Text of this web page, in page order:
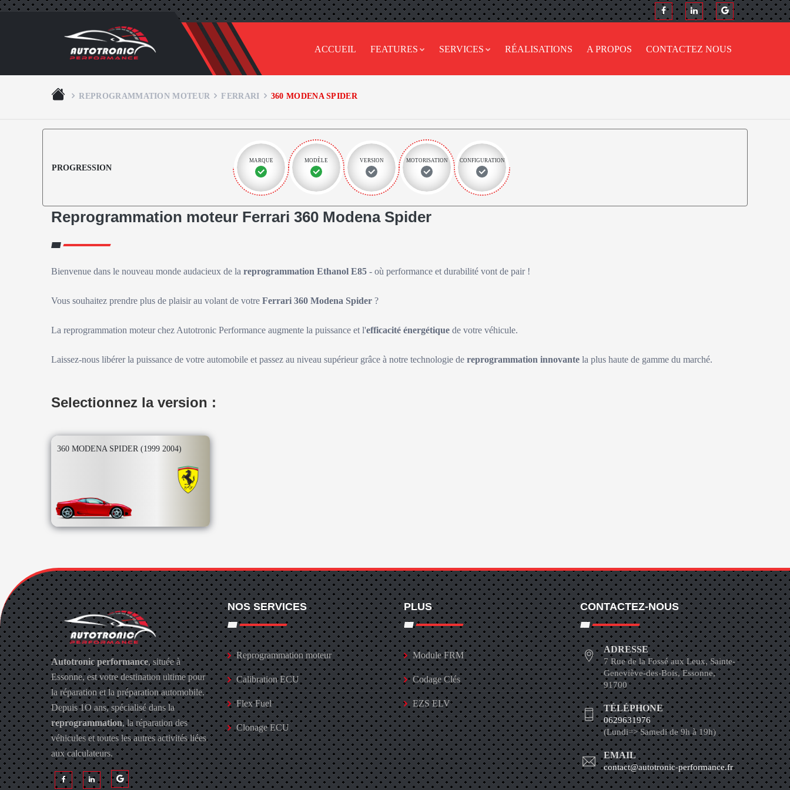
ACCUEIL FEATURES SERVICES RÉALISATIONS A PROPOS CONTACTEZ NOUS
REPROGRAMMATION MOTEUR FERRARI 360 MODENA SPIDER
PROGRESSION
MARQUE MODÈLE VERSION MOTORISATION CONFIGURATION
Reprogrammation moteur Ferrari 360 Modena Spider
Bienvenue dans le nouveau monde audacieux de la reprogrammation Ethanol E85 - où performance et durabilité vont de pair !
Vous souhaitez prendre plus de plaisir au volant de votre Ferrari 360 Modena Spider ?
La reprogrammation moteur chez Autotronic Performance augmente la puissance et l'efficacité énergétique de votre véhicule.
Laissez-nous libérer la puissance de votre automobile et passez au niveau supérieur grâce à notre technologie de reprogrammation innovante la plus haute de gamme du marché.
Selectionnez la version :
360 MODENA SPIDER (1999 2004)
Autotronic performance, située à
Essonne, est votre destination ultime pour
la réparation et la préparation automobile.
Depuis 1O ans, spécialisé dans la
reprogrammation, la réparation des
véhicules et toutes les autres activités liées
aux calculateurs.
NOS SERVICES
Reprogrammation moteur
Calibration ECU
Flex Fuel
Clonage ECU
PLUS
Module FRM
Codage Clés
EZS ELV
CONTACTEZ-NOUS
ADRESSE
7 Rue de la Fossé aux Leux, Sainte-
Geneviève-des-Bois, Essonne,
91700
TÉLÉPHONE
0629631976
(Lundi=> Samedi de 9h à 19h)
EMAIL
contact@autotronic-performance.fr